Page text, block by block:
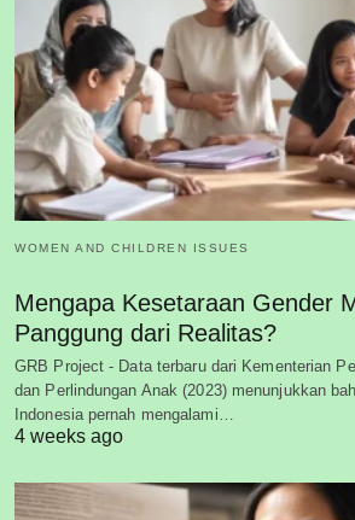
WOMEN AND CHILDREN ISSUES
Mengapa Kesetaraan Gender
Panggung dari Realitas?
GRB Project - Data terbaru dari Kementerian
dan Perlindungan Anak (2023) menunjukkan
Indonesia pernah mengalami…
4 weeks ago